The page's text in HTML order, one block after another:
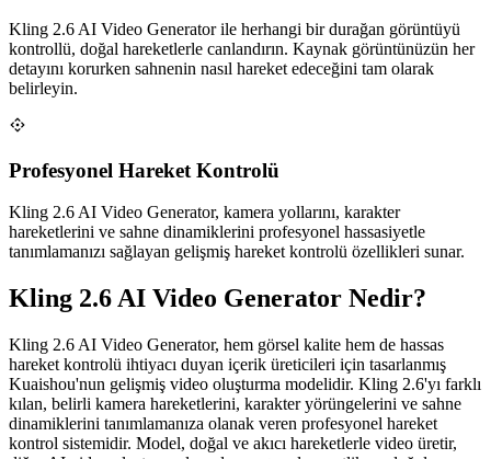
Kling 2.6 AI Video Generator ile herhangi bir durağan görüntüyü
kontrollü, doğal hareketlerle canlandırın. Kaynak görüntünüzün her
detayını korurken sahnenin nasıl hareket edeceğini tam olarak
belirleyin.
Profesyonel Hareket Kontrolü
Kling 2.6 AI Video Generator, kamera yollarını, karakter
hareketlerini ve sahne dinamiklerini profesyonel hassasiyetle
tanımlamanızı sağlayan gelişmiş hareket kontrolü özellikleri sunar.
Kling 2.6 AI Video Generator Nedir?
Kling 2.6 AI Video Generator, hem görsel kalite hem de hassas
hareket kontrolü ihtiyacı duyan içerik üreticileri için tasarlanmış
Kuaishou'nun gelişmiş video oluşturma modelidir. Kling 2.6'yı farklı
kılan, belirli kamera hareketlerini, karakter yörüngelerini ve sahne
dinamiklerini tanımlamanıza olanak veren profesyonel hareket
kontrol sistemidir. Model, doğal ve akıcı hareketlerle video üretir,